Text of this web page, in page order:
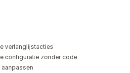
verlanglijstacties
configuratie zonder code